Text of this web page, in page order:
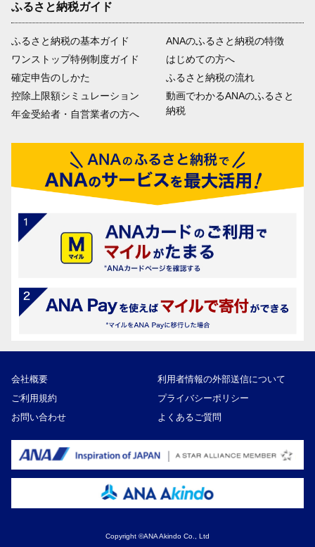
ふるさと納税ガイド
ふるさと納税の基本ガイド
ワンストップ特例制度ガイド
確定申告のしかた
控除上限額シミュレーション
年金受給者・自営業者の方へ
ANAのふるさと納税の特徴
はじめての方へ
ふるさと納税の流れ
動画でわかるANAのふるさと
納税
会社概要
利用者情報の外部送信について
ご利用規約
プライバシーポリシー
お問い合わせ
よくあるご質問
Copyright ©ANA Akindo Co., Ltd